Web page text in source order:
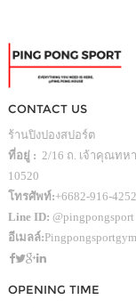
CONTACT US
ร้านปิงปองสปอร์ต
ที่อยู่ : 2/16 ถ. เจ้าคุณทห
10520
โทรศัพท์:+6682-916-4252
Line ID: @pingpongsport
อีเมลล์:
OPENING TIME